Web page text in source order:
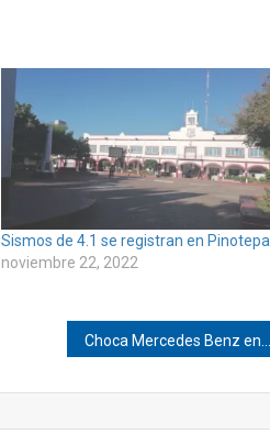
Sismos de 4.1 se registran en Pinotepa
noviembre 22, 2022